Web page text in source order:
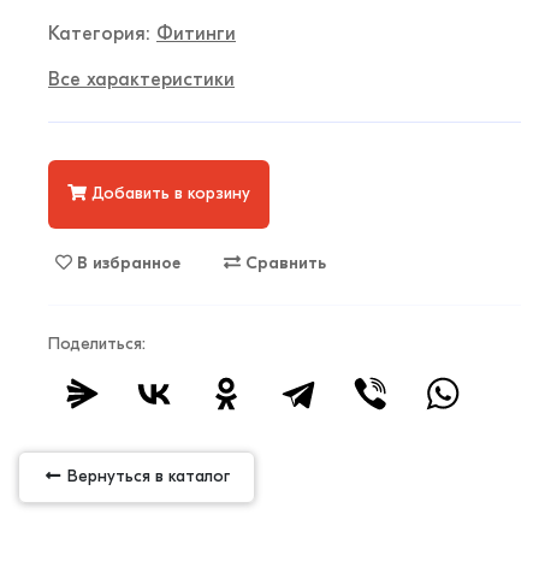
Категория: Фитинги
Все характеристики
Добавить в корзину
В избранное Сравнить
Поделиться:
Вернуться в каталог